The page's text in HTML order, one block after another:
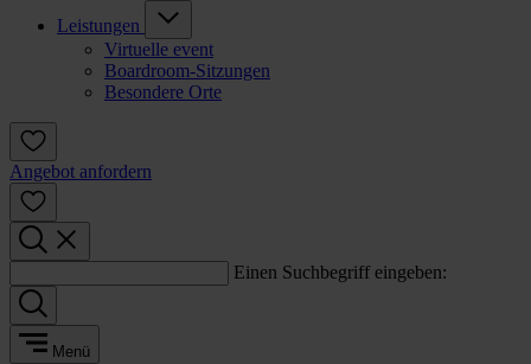
Leistungen
Virtuelle event
Boardroom-Sitzungen
Besondere Orte
Angebot anfordern
Einen Suchbegriff eingeben:
Menü